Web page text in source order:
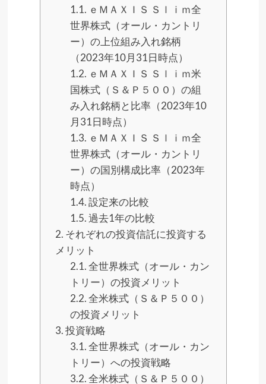
1.1. ｅＭＡＸＩＳ Ｓｌｉｍ全
世界株式（オール・カントリ
ー）の上位組み入れ銘柄
（2023年10月31日時点）
1.2. ｅＭＡＸＩＳ Ｓｌｉｍ米
国株式（Ｓ＆Ｐ５００）の組
み入れ銘柄と比率（2023年10
月31日時点）​
1.3. ｅＭＡＸＩＳ Ｓｌｉｍ全
世界株式（オール・カントリ
ー）の国別構成比率（2023年
時点）
1.4.設定来の比較
1.5.過去1年の比較
2. それぞれの投資信託に投資する
メリット
2.1.全世界株式（オール・カン
トリー）の投資メリット
2.2.全米株式（Ｓ＆Ｐ５００）
の投資メリット
3.投資戦略
3.1.全世界株式（オール・カン
トリー）への投資戦略
3.2.全米株式（Ｓ＆Ｐ５００）